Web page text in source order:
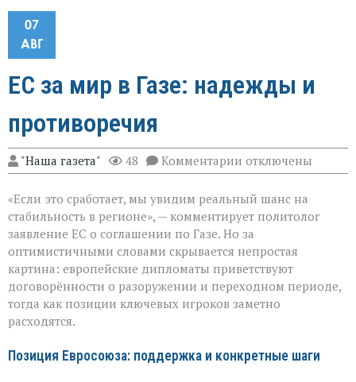
07
АВГ
ЕС за мир в Газе: надежды и
противоречия
"Наша газета" 48 Комментарии к
записи
за
мир
Газе:
надежды
и
противоречия
отключены
«Если это сработает, мы увидим реальный шанс на
стабильность в регионе», — комментирует политолог
заявление ЕС о соглашении по Газе. Но за
оптимистичными словами скрывается непростая
картина: европейские дипломаты приветствуют
договорённости о разоружении и переходном периоде,
тогда как позиции ключевых игроков заметно
расходятся.
Позиция Евросоюза: поддержка и конкретные шаги